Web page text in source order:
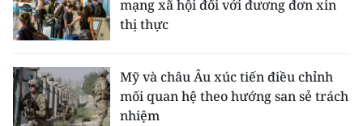
mạng xã hội đối với đương đơn xin
thị thực
Mỹ và châu Âu xúc tiến điều chỉnh
mối quan hệ theo hướng san sẻ trách
nhiệm